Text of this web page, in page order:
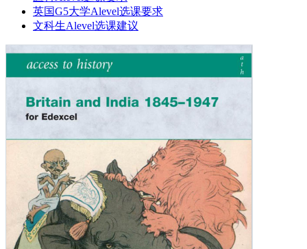
英国G5大学Alevel选课要求
文科生Alevel选课建议